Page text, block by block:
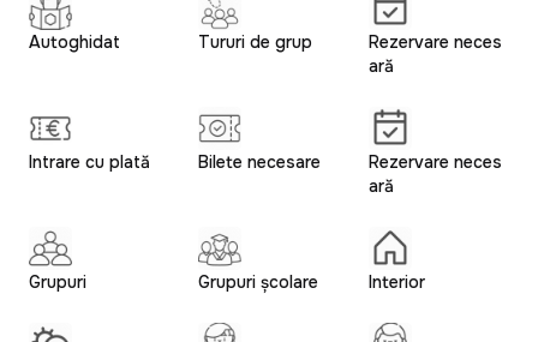
Autoghidat Tururi de grup
Rezervare neces
ară
Intrare cu plată Bilete necesare
Rezervare neces
ară
Grupuri Grupuri școlare Interior